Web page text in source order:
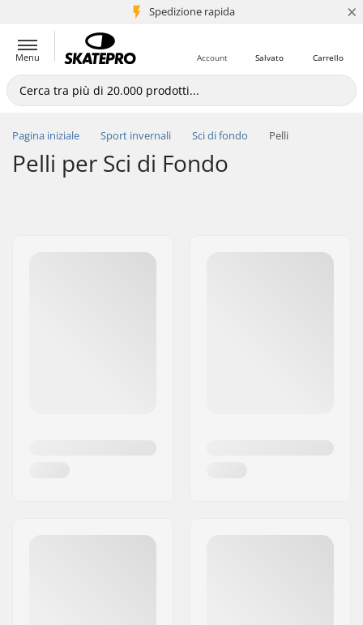
Spedizione rapida
+5 mln di clienti ×
Menu Carrello
Salvato
Account
Pagina iniziale Sport invernali Sci di fondo Pelli
Pelli per Sci di Fondo